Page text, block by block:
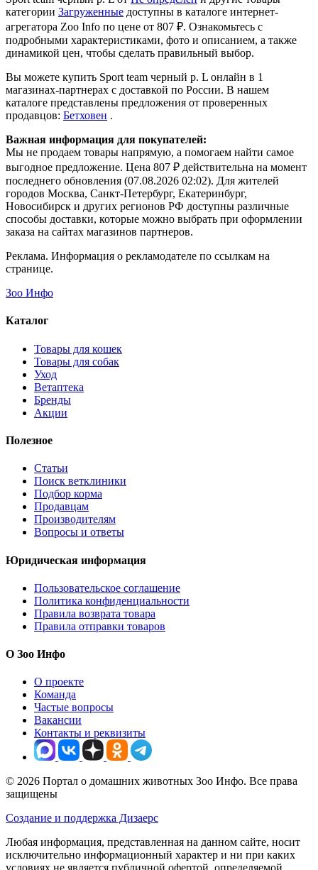
категории Загруженные доступны в каталоге интернет-
агрегатора Zoo Info по цене от 807 ₽. Ознакомьтесь с
подробными характеристиками, фото и описанием, а также
динамикой цен, чтобы сделать правильный выбор.
Вы можете купить Sport team черный р. L онлайн в 1
магазинах-партнерах с доставкой по России. В нашем
каталоге представлены предложения от проверенных
продавцов: Бетховен .
Важная информация для покупателей:
Мы не продаем товары напрямую, а помогаем найти самое
выгодное предложение. Цена 807 ₽ действительна на момент
последнего обновления (07.08.2026 02:02). Для жителей
городов Москва, Санкт-Петербург, Екатеринбург,
Новосибирск и других регионов РФ доступны различные
способы доставки, которые можно выбрать при оформлении
заказа на сайтах магазинов партнеров.
Реклама. Информация о рекламодателе по ссылкам на
странице.
Зоо Инфо
Каталог
Товары для кошек
Товары для собак
Уход
Ветаптека
Бренды
Акции
Полезное
Статьи
Поиск ветклиники
Подбор корма
Продавцам
Производителям
Вопросы и ответы
Юридическая информация
Пользовательское соглашение
Политика конфиденциальности
Правила возврата товара
Правила отправки товаров
О Зоо Инфо
О проекте
Команда
Частые вопросы
Вакансии
Контакты и реквизиты
© 2026 Портал о домашних животных Зоо Инфо. Все права
защищены
Создание и поддержка Дизаерс
Любая информация, представленная на данном сайте, носит
исключительно информационный характер и ни при каких